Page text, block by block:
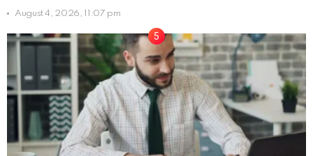
August 4, 2026, 11:07 pm